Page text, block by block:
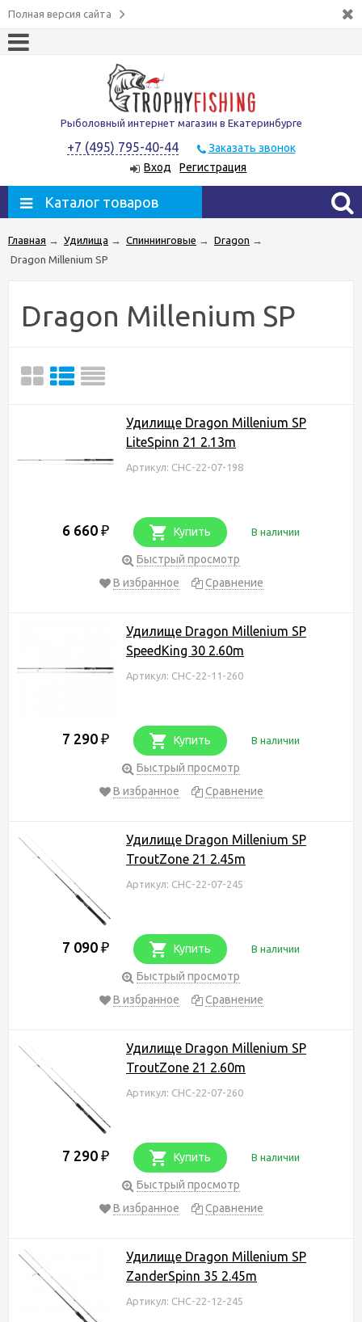
Полная версия сайта
Рыболовный интернет магазин в Екатеринбурге
+7 (495) 795-40-44
Заказать звонок
Вход
Регистрация
Каталог товаров
Главная → Удилища → Спиннинговые → Dragon →
Dragon Millenium SP
Dragon Millenium SP
Удилище Dragon Millenium SP
LiteSpinn 21 2.13m
Артикул: CHC-22-07-198
6 660 ₽ Купить В наличии
Быстрый просмотр
В избранное
Сравнение
Удилище Dragon Millenium SP
SpeedKing 30 2.60m
Артикул: CHC-22-11-260
7 290 ₽ Купить В наличии
Быстрый просмотр
В избранное
Сравнение
Удилище Dragon Millenium SP
TroutZone 21 2.45m
Артикул: CHC-22-07-245
7 090 ₽ Купить В наличии
Быстрый просмотр
В избранное
Сравнение
Удилище Dragon Millenium SP
TroutZone 21 2.60m
Артикул: CHC-22-07-260
7 290 ₽ Купить В наличии
Быстрый просмотр
В избранное
Сравнение
Удилище Dragon Millenium SP
ZanderSpinn 35 2.45m
Артикул: CHC-22-12-245